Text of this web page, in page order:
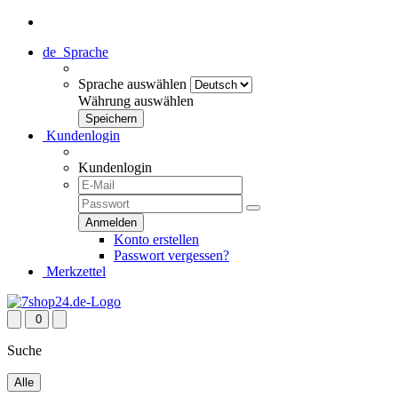
de Sprache
Sprache auswählen
Währung auswählen
Kundenlogin
Kundenlogin
Konto erstellen
Passwort vergessen?
Merkzettel
0
Suche
Alle